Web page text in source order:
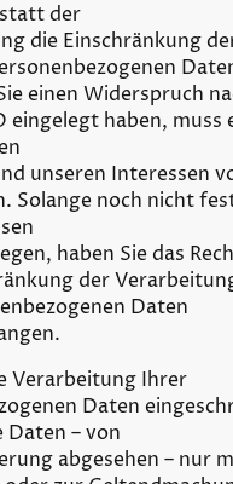
der
die Einschränkung
einen Widerspruch
eingelegt haben, muss
unseren Interessen
Solange noch nicht
haben Sie das
der
Daten
Verarbeitung Ihrer
Daten
Daten – von
abgesehen – nur